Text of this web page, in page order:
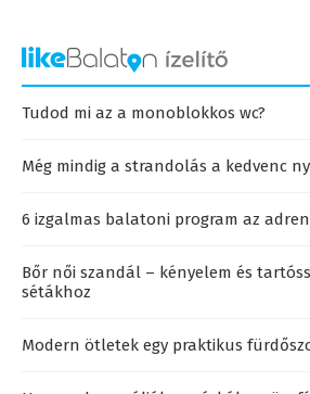
Tudod mi az a monoblokkos wc?
Még mindig a strandolás a kedvenc
6 izgalmas balatoni program az
Bőr női szandál – kényelem és
sétákhoz
Modern ötletek egy praktikus